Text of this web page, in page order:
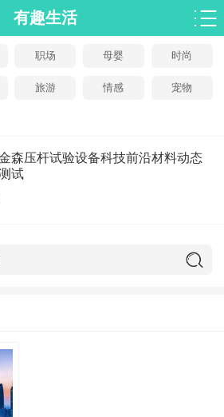
有趣生活
职场 母婴 时尚
旅游 情感 宠物
森压杆试验设备科技前沿材料动态
试